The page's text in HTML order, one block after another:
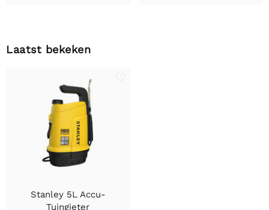
Laatst bekeken
Stanley 5L Accu-
Tuingieter